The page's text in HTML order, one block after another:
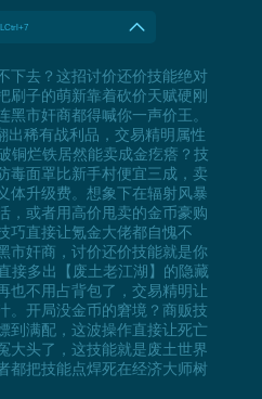
LCtrl+7
下去？这招讨价还价技能绝对
刷子的萌新靠着砍价天赋硬刚
市奸商都得喊你一声价王。
出稀有战利品，交易精明属性
烂铁居然能卖成金疙瘩？技
毒面罩比新手村便宜三成，卖
体升级费。想象下在辐射风暴
，或者用高价甩卖的金币豪购
巧直接让氪金大佬都自愧不
市奸商，讨价还价技能就是你
接多出【废土老江湖】的隐藏
也不用占背包了，交易精明让
。开局没金币的窘境？商贩技
到满配，这波操作直接让死亡
大头了，这技能就是废土世界
都把技能点焊死在经济大师树